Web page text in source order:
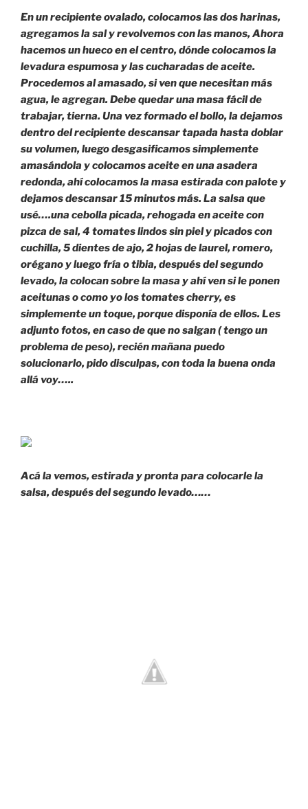
En un recipiente ovalado, colocamos las dos harinas,
agregamos la sal y revolvemos con las manos, Ahora
hacemos un hueco en el centro, dónde colocamos la
levadura espumosa y las cucharadas de aceite.
Procedemos al amasado, si ven que necesitan más
agua, le agregan. Debe quedar una masa fácil de
trabajar, tierna. Una vez formado el bollo, la dejamos
dentro del recipiente descansar tapada hasta doblar
su volumen, luego desgasificamos simplemente
amasándola y colocamos aceite en una asadera
redonda, ahí colocamos la masa estirada con palote y
dejamos descansar 15 minutos más. La salsa que
usé….una cebolla picada, rehogada en aceite con
pizca de sal, 4 tomates lindos sin piel y picados con
cuchilla, 5 dientes de ajo, 2 hojas de laurel, romero,
orégano y luego fría o tibia, después del segundo
levado, la colocan sobre la masa y ahí ven si le ponen
aceitunas o como yo los tomates cherry, es
simplemente un toque, porque disponía de ellos. Les
adjunto fotos, en caso de que no salgan ( tengo un
problema de peso), recién mañana puedo
solucionarlo, pido disculpas, con toda la buena onda
allá voy…..
Acá la vemos, estirada y pronta para colocarle la
salsa, después del segundo levado……